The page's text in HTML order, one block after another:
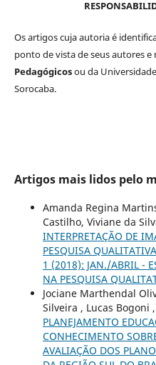
Os artigos cuja autoria é
ponto de vista de seus autores e
Pedagógicosou da
Sorocaba.
Artigos mais lidos pelo
Amanda Regina
Castilho, Viviane da
INTERPRETAÇÃO DE
PESQUISA QUALITATIVA
1 (2018): JAN./ABRIL -
NA PESQUISA
Jociane Marthendal
Silveira , Lucas Bogoni
PLANEJAMENTO
CONHECIMENTO
AVALIAÇÃO DOS